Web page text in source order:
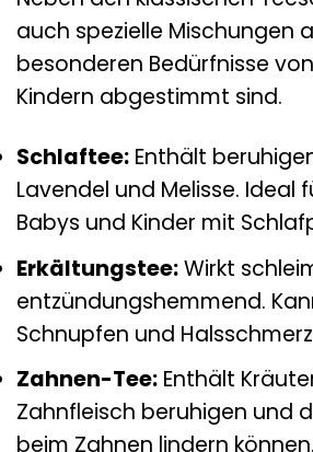
auch spezielle Mischungen
besonderen Bedürfnisse
Kindern abgestimmt sind.
Schlaftee: Enthält
Lavendel und Melisse. Ideal
Babys und Kinder mit
Erkältungstee:Wirkt
entzündungshemmend.
Schnupfen und
Zahnen-Tee: Enthält
Zahnfleisch beruhigen und
beim Zahnen lindern können.